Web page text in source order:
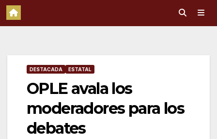
DESTACADA ESTATAL
OPLE avala los
moderadores para los
debates